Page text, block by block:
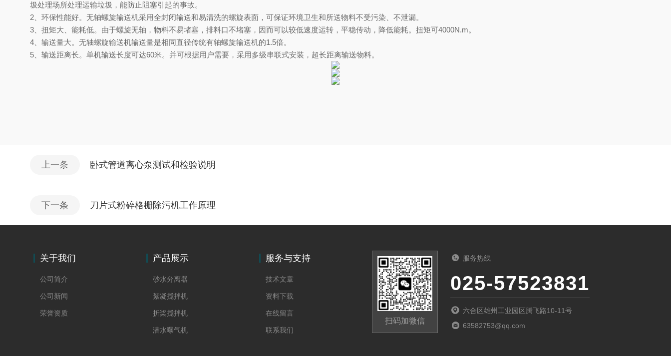
圾处理场所处理运输垃圾，能防止阻塞引起的事故。
2 、环保性能好。无轴螺旋输送机采用全封闭输送和易清洗的螺旋表面，可保证环境卫生和所送物料不受污染、不泄漏。
3 、扭矩大、能耗低。由于螺旋无轴，物料不易堵塞，排料口不堵塞，因而可以较低速度运转，平稳传动，降低能耗。扭矩可4000N.m。
4 、输送量大。无轴螺旋输送机输送量是相同直径传统有轴螺旋输送机的1.5倍。
5 、输送距离长。单机输送长度可达60米。并可根据用户需要，采用多级串联式安装，超长距离输送物料。
上一条 ​卧式管道离心泵测试和检验说明
下一条 刀片式粉碎格栅除污机工作原理
关于我们
公司简介
公司新闻
荣誉资质
产品展示
砂水分离器
絮凝搅拌机
折桨搅拌机
潜水曝气机
服务与支持
技术文章
资料下载
在线留言
联系我们
扫码加微信
服务热线
025-57523831
六合区雄州工业园区腾飞路10-11号
63582753@qq.com